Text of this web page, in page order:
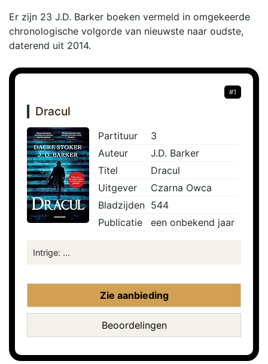
Er zijn 23 J.D. Barker boeken vermeld in omgekeerde
chronologische volgorde van nieuwste naar oudste,
daterend uit 2014.
#1
Dracul
Partituur
3
Auteur
J.D. Barker
Titel
Dracul
Uitgever
Czarna Owca
Bladzijden 544
Publicatie
een onbekend jaar
Intrige: ...
Zie aanbieding
Beoordelingen